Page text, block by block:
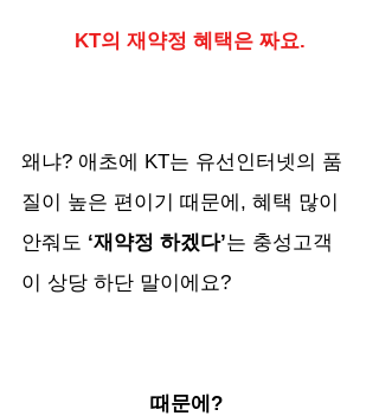
KT의 재약정 혜택은 짜요.
왜냐? 애초에 KT는 유선인터넷의 품
질이 높은 편이기 때문에, 혜택 많이
안줘도 ‘재약정 하겠다’는 충성고객
이 상당 하단 말이에요?
때문에?